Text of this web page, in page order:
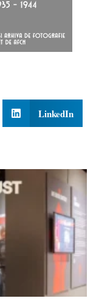
LinkedIn